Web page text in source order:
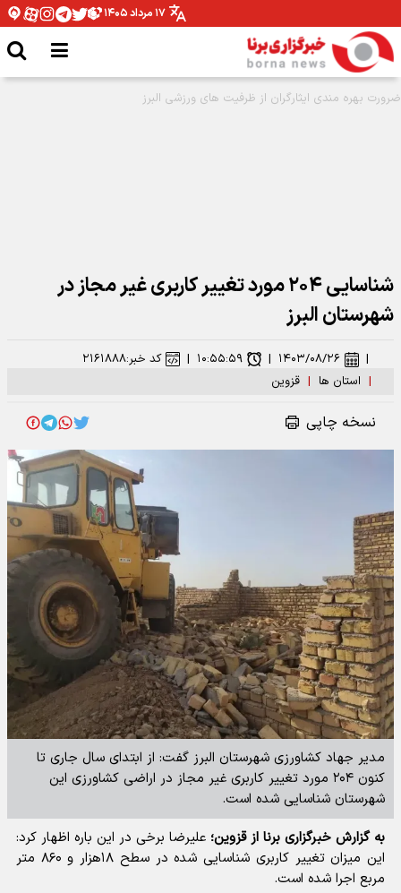
۱۷ مرداد ۱۴۰۵
مدیرکل ورزش و جوانان همدان: نیازمند تخصیص بودجه برای اتمام پروژه ها هستیم
شناسایی ۲۰۴ مورد تغییر کاربری غیر مجاز در
شهرستان البرز
| استان ها | قزوین
| ۱۴۰۳/۰۸/۲۶ | ۱۰:۵۵:۵۹ | کد خبر:۲۱۶۱۸۸۸
نسخه چاپی
مدیر جهاد کشاورزی شهرستان البرز گفت: از ابتدای سال جاری تا
کنون ۲۰۴ مورد تغییر کاربری غیر مجاز در اراضی کشاورزی این
شهرستان شناسایی شده است.
به گزارش خبرگزاری برنا از قزوین؛ علیرضا برخی در این باره اظهار کرد:
این میزان تغییر کاربری شناسایی شده در سطح ۱۸هزار و ۸۶۰ متر
مربع اجرا شده است.